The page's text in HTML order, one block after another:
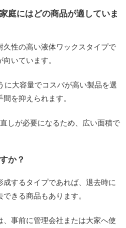
庭にはどの商品が適していま
久性の高い液体ワックスタイプで
いています。
に大容量でコスパが高い製品を選
を抑えられます。
しが必要になるため、広い面積で
か？
するタイプであれば、退去時に
きる商品もあります。
、事前に管理会社または大家へ使